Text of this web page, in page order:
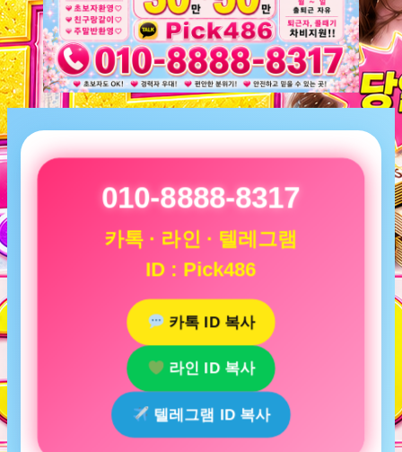
010-8888-8317
카톡 · 라인 · 텔레그램
ID : Pick486
카톡 ID 복사
라인 ID 복사
텔레그램 ID 복사